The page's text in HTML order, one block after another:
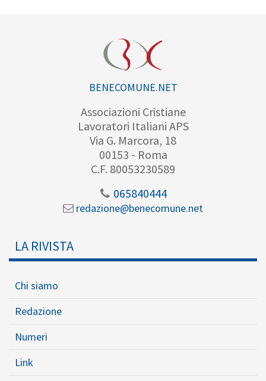
BENECOMUNE.NET
Associazioni Cristiane
Lavoratori Italiani APS
Via G. Marcora, 18
00153 - Roma
C.F. 80053230589
065840444
redazione@benecomune.net
LA RIVISTA
Chi siamo
Redazione
Numeri
Link